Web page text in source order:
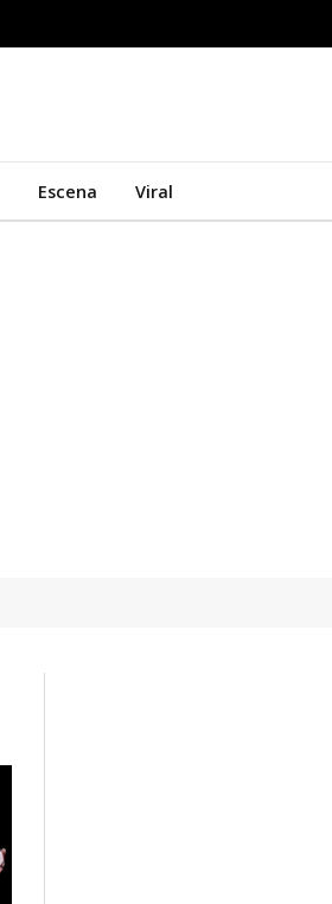
Escena Viral